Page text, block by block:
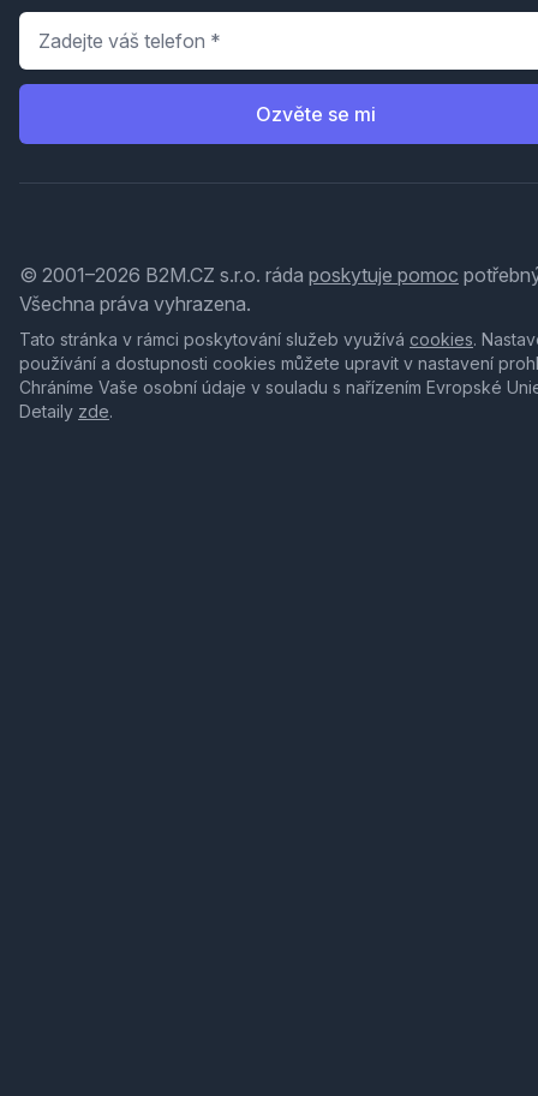
Telefon
Ozvěte se mi
© 2001–2026 B2M.CZ s.r.o. ráda poskytuje pomoc
Všechna práva vyhrazena.
Tato stránka v rámci poskytování služeb využívá cookies.
používání a dostupnosti cookies můžete upravit v nastavení
Chráníme Vaše osobní údaje v souladu s nařízením Evropské
Detaily zde.